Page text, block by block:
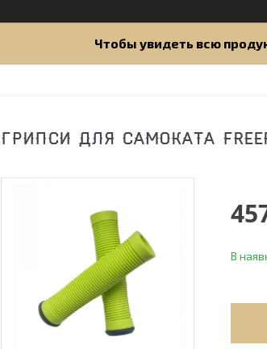
Чтобы увидеть всю
ГРИПСИ ДЛЯ САМОКАТА
В